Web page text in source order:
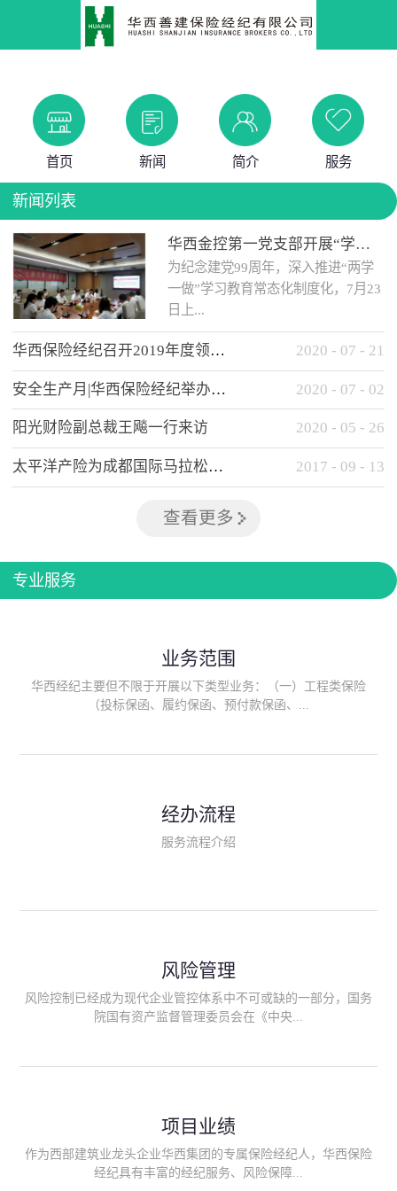
首页 新闻 简介 服务
新闻列表
华西金控第一党支部开展“学党史 知党情 做合格党员”主题教育工作会
为纪念建党99周年，深入推进“两学
一做”学习教育常态化制度化，7月23
日上...
午，华西金控第一党支部举办了“学
党史、知党情、...
华西保险经纪召开2019年度领导班子述职考核工作会 2020 - 07 - 21
安全生产月|华西保险经纪举办应急消防安全知识培训 2020 - 07 - 02
阳光财险副总裁王飚一行来访 2020 - 05 - 26
太平洋产险为成都国际马拉松提供全方位保险保障 2017 - 09 - 13
查看更多
专业服务
业务范围
华西经纪主要但不限于开展以下类型业务：（一）工程类保险
（投标保函、履约保函、预付款保函、...
险、政府公共安全责任保险/自然灾害公众责任保险、精神病监护
人责任险、首台套/首版次保险、科技保险等）；（三）传统财产
险产品；（六）保险招投标业务。随着业务的开展，华西经纪会
供专业、优质的保险经纪服务。
经办流程
服务流程介绍
风险管理
风险控制已经成为现代企业管控体系中不可或缺的一部分，国务
院国有资产监督管理委员会在《中央...
能够为客户降低风险管理成本，提高经营效率；能够为企业提供
从风险评估、风险分析、风险防范、风险转移到灾后防损、索赔
等全方位、全过程、专家式的服务，拓展和深化由保险公司提供
项目业绩
作为西部建筑业龙头企业华西集团的专属保险经纪人，华西保险
经纪具有丰富的经纪服务、风险保障...